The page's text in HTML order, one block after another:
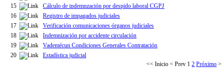
15
Cálculo de indemnzación por despido laboral CGPJ
16
Registro de impagados judiciales
17
Verificación comunicaciones órganos judiciales
18
Indemnización por accidente circulación
19
Vademécun Condiciones Generales Contratación
20
Estadística judicial
<<Inicio <Prev 1 2 Próximo >